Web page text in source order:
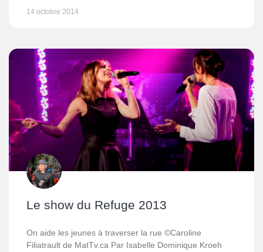
14 octobre 2014
Le show du Refuge 2013
On aide les jeunes à traverser la rue ©Caroline
Filiatrault de MatTv.ca Par Isabelle Dominique Kroeh